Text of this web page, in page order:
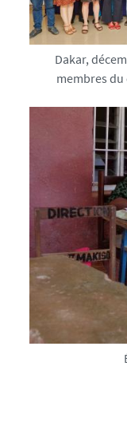
Dakar,
membres